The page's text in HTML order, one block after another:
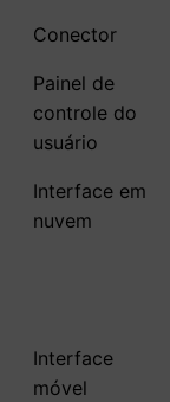
Conector
Painel de
controle do
usuário
Interface em
nuvem
Interface
móvel